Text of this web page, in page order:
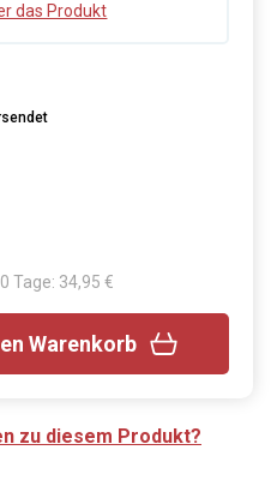
das Produkt
Tage: 34,95 €
Warenkorb
zu diesem Produkt?